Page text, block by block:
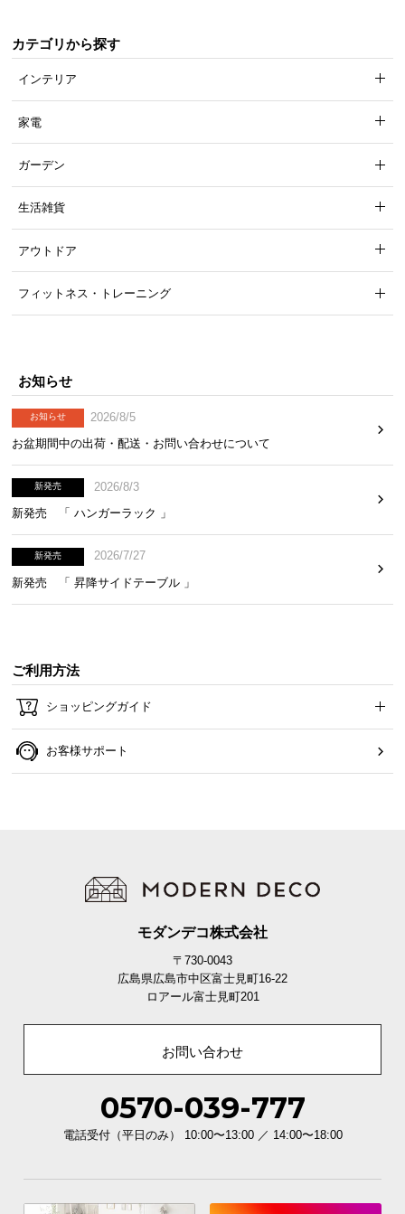
カテゴリから探す
インテリア
家電
ガーデン
生活雑貨
アウトドア
フィットネス・トレーニング
お知らせ
お知らせ
2026/8/5
お盆期間中の出荷・配送・お問い合わせについて
新発売
2026/8/3
新発売 「 ハンガーラック 」
新発売
2026/7/27
新発売 「 昇降サイドテーブル 」
ご利用方法
ショッピングガイド
お客様サポート
モダンデコ株式会社
〒730-0043
広島県広島市中区富士見町16-22
ロアール富士見町201
お問い合わせ
0570-039-777
電話受付（平日のみ） 10:00〜13:00 ／ 14:00〜18:00